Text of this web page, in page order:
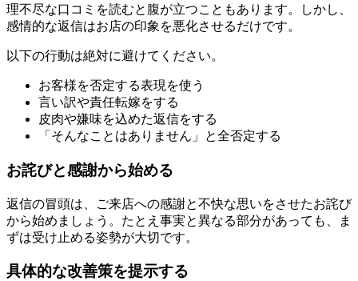
理不尽な口コミを読むと腹が立つこともあります。しかし、
感情的な返信はお店の印象を悪化させるだけです。
以下の行動は絶対に避けてください。
お客様を否定する表現を使う
言い訳や責任転嫁をする
皮肉や嫌味を込めた返信をする
「そんなことはありません」と全否定する
お詫びと感謝から始める
返信の冒頭は、ご来店への感謝と不快な思いをさせたお詫び
から始めましょう。たとえ事実と異なる部分があっても、ま
ずは受け止める姿勢が大切です。
具体的な改善策を提示する